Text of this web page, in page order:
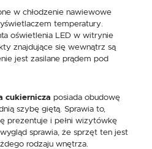
w chłodzenie nawiewowe
temperatury.
oświetlenia LED w witrynie
znajdujące się wewnątrz są
jest zasilane prądem pod
cukiernicza posiada obudowę
szybę giętą. Sprawia to,
prezentuje i pełni wizytówkę
sprawia, że sprzęt ten jest
rodzaju wnętrza.